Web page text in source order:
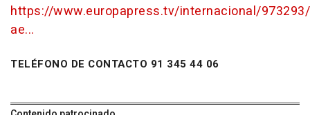
https://www.europapress.tv/internacional/
ae...
TELÉFONO DE CONTACTO 91 345 44 06